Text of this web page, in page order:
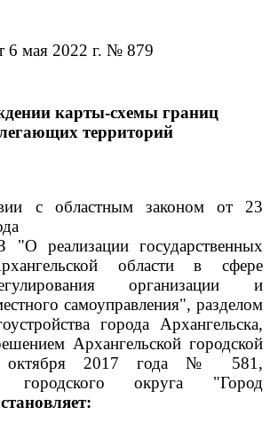
6 мая 2022 г. № 879
карты-схемы границ
территорий
с областным законом от 23
реализации государственных
области в сфере
организации и
самоуправления", разделом
города Архангельска,
Архангельской городской
2017 года № 581,
городского округа "Город